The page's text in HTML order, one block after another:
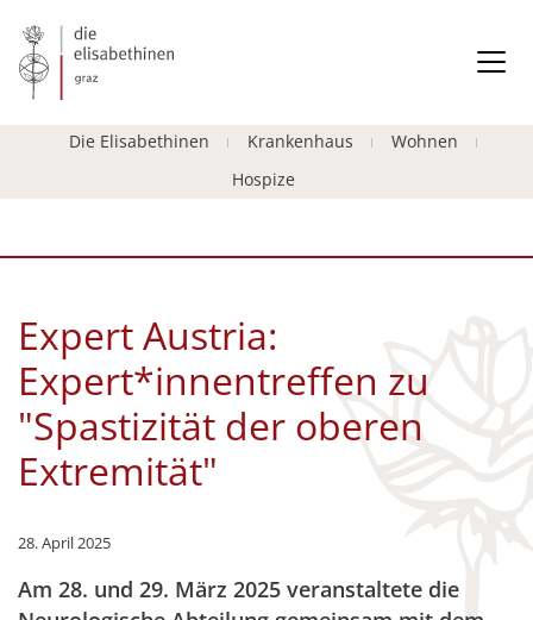
Die Elisabethinen Krankenhaus
Wohnen
Hospize
Expert Austria:
Expert*innentreffen zu
"Spastizität der oberen
Extremität"
28. April 2025
Am 28. und 29. März 2025 veranstaltete die